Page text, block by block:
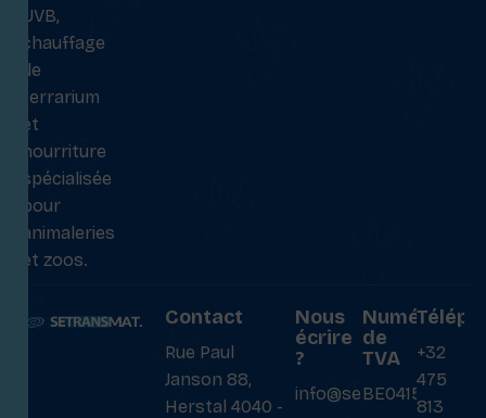
UVB,
chauffage
de
terrarium
et
nourriture
spécialisée
pour
animaleries
et zoos.
Contact
Rue Paul
Janson 88,
Herstal 4040 -
Nous
écrire
?
info@setransmat.com
Numéro
de
TVA
BE0415027069
+32
475
813